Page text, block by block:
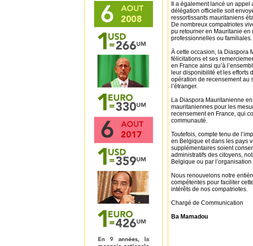
Il a également lancé un
délégation officielle soit
ressortissants mauritaniens
De nombreux compatriotes
pu retourner en Mauritanie
professionnelles ou familiales.
À cette occasion, la Diaspora
félicitations et ses
en France ainsi qu’à
leur disponibilité et les efforts
opération de recensement au
l’étranger.
La Diaspora Mauritanienne
mauritaniennes pour les
recensement en France, qui
communauté.
Toutefois, compte tenu de
en Belgique et dans les pays
supplémentaires soient
administratifs des citoyens,
Belgique ou par
Nous renouvelons notre
compétentes pour faciliter
intérêts de nos compatriotes.
Chargé de Communication
Ba Mamadou